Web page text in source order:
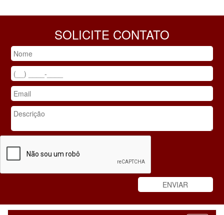
SOLICITE CONTATO